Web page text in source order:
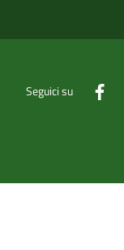
Seguici su